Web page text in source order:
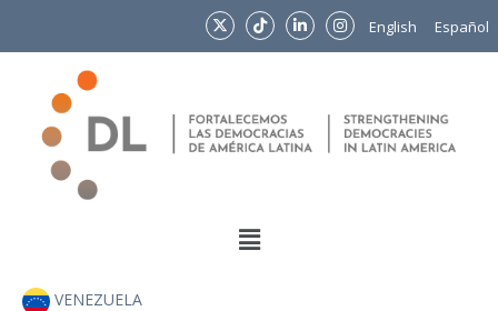
contenido
English Español
Menu
VENEZUELA